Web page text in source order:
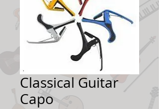
Classical Guitar
Capo